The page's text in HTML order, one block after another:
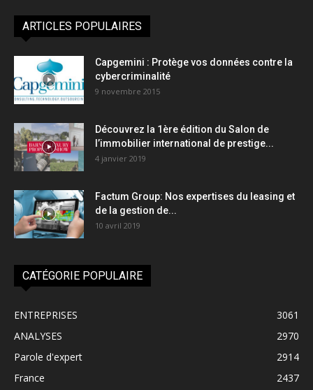
ARTICLES POPULAIRES
Capgemini : Protège vos données contre la
cybercriminalité
9 novembre 2015
Découvrez la 1ère édition du Salon de
l’immobilier international de prestige...
4 janvier 2019
Factum Group: Nos expertises du leasing et
de la gestion de...
10 avril 2019
CATÉGORIE POPULAIRE
ENTREPRISES
3061
ANALYSES
2970
Parole d'expert
2914
France
2437